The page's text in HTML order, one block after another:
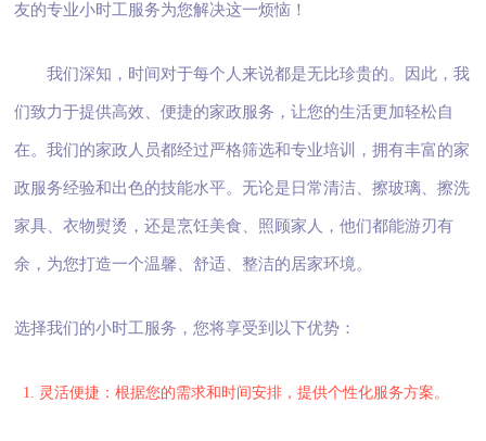
友的专业小时工服务为您解决这一烦恼！
我们深知，时间对于每个人来说都是无比珍贵的。因此，我
们致力于提供高效、便捷的家政服务，让您的生活更加轻松自
在。我们的家政人员都经过严格筛选和专业培训，拥有丰富的家
政服务经验和出色的技能水平。无论是日常清洁、擦玻璃、擦洗
家具、衣物熨烫，还是烹饪美食、照顾家人，他们都能游刃有
余，为您打造一个温馨、舒适、整洁的居家环境。
选择我们的小时工服务，您将享受到以下优势：
1. 灵活便捷：根据您的需求和时间安排，提供个性化服务方案。